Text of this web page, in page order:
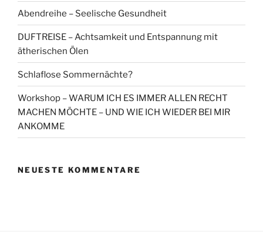
Abendreihe – Seelische Gesundheit
DUFTREISE – Achtsamkeit und Entspannung mit
ätherischen Ölen
Schlaflose Sommernächte?
Workshop – WARUM ICH ES IMMER ALLEN RECHT
MACHEN MÖCHTE – UND WIE ICH WIEDER BEI MIR
ANKOMME
NEUESTE KOMMENTARE